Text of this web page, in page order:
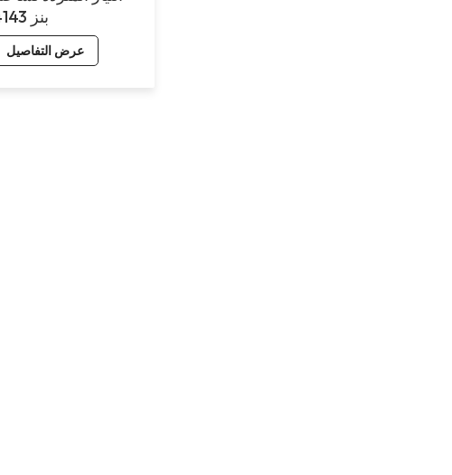
بنز 4143
عرض التفاصيل